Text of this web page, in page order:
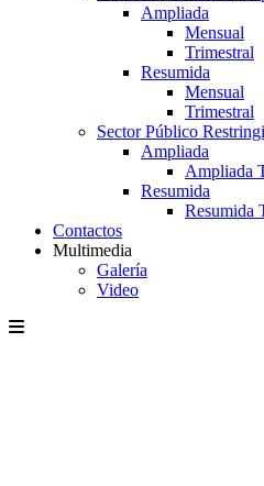
Ampliada
Mensual
Trimestral
Resumida
Mensual
Trimestral
Sector Público
Ampliada
Ampliada
Resumida
Resumida
Contactos
Multimedia
Galería
Video